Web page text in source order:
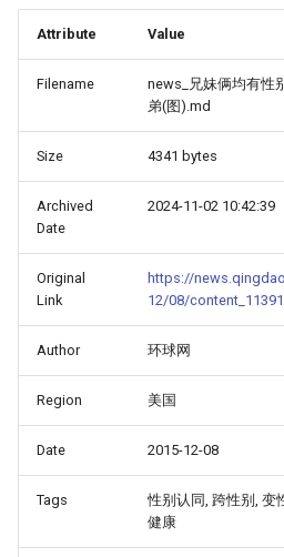
Attribute Value
Filename
news_兄妹俩均有性
弟(图).md
Size 4341 bytes
Archived
Date
2024-11-02 10:42:39
Original
Link
https://
12/08/
Author 环球网
Region 美国
Date 2015-12-08
Tags
性别认同, 跨性别, 变
健康